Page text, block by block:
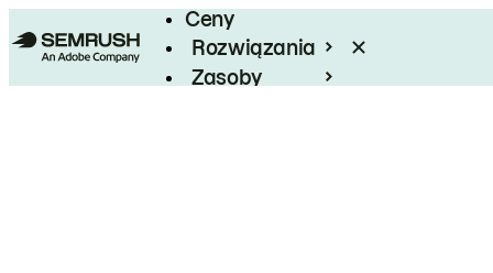
Ceny
Rozwiązania
Zasoby